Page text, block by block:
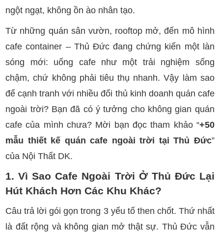
ngột ngạt, không ồn ào nhân tạo.
Từ những quán sân vườn, rooftop mở, đến mô hình
cafe container – Thủ Đức đang chứng kiến một làn
sóng mới: uống cafe như một trải nghiệm sống
chậm, chứ không phải tiêu thụ nhanh. Vậy làm sao
để cạnh tranh với nhiều đối thủ kinh doanh quán cafe
ngoài trời? Bạn đã có ý tưởng cho không gian quán
cafe của mình chưa? Mời bạn đọc tham khảo “+50
mẫu thiết kế quán cafe ngoài trời tại Thủ Đức”
của Nội Thất DK.
1. Vì Sao Cafe Ngoài Trời Ở Thủ Đức Lại
Hút Khách Hơn Các Khu Khác?
Câu trả lời gói gọn trong 3 yếu tố then chốt. Thứ nhất
là đất rộng và không gian mở thật sự. Thủ Đức vẫn